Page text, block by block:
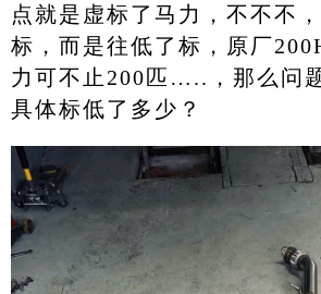
点就是虚标了马力，不不不
标，而是往低了标，原厂
力可不止200匹…..，那么问
具体标低了多少？